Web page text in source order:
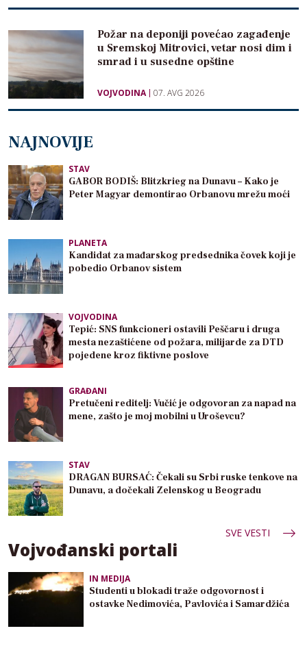
Požar na deponiji povećao zagađenje
u Sremskoj Mitrovici, vetar nosi dim i
smrad i u susedne opštine
VOJVODINA 07. AVG 2026
NAJNOVIJE
STAV
GABOR BODIŠ: Blitzkrieg na Dunavu – Kako je
Peter Magyar demontirao Orbanovu mrežu moći
PLANETA
Kandidat za mađarskog predsednika čovek koji je
pobedio Orbanov sistem
VOJVODINA
Tepić: SNS funkcioneri ostavili Peščaru i druga
mesta nezaštićene od požara, milijarde za DTD
pojedene kroz fiktivne poslove
GRAĐANI
Pretučeni reditelj: Vučić je odgovoran za napad na
mene, zašto je moj mobilni u Uroševcu?
STAV
DRAGAN BURSAĆ: Čekali su Srbi ruske tenkove na
Dunavu, a dočekali Zelenskog u Beogradu
SVE VESTI
Vojvođanski portali
IN MEDIJA
Studenti u blokadi traže odgovornost i
ostavke Nedimovića, Pavlovića i Samardžića